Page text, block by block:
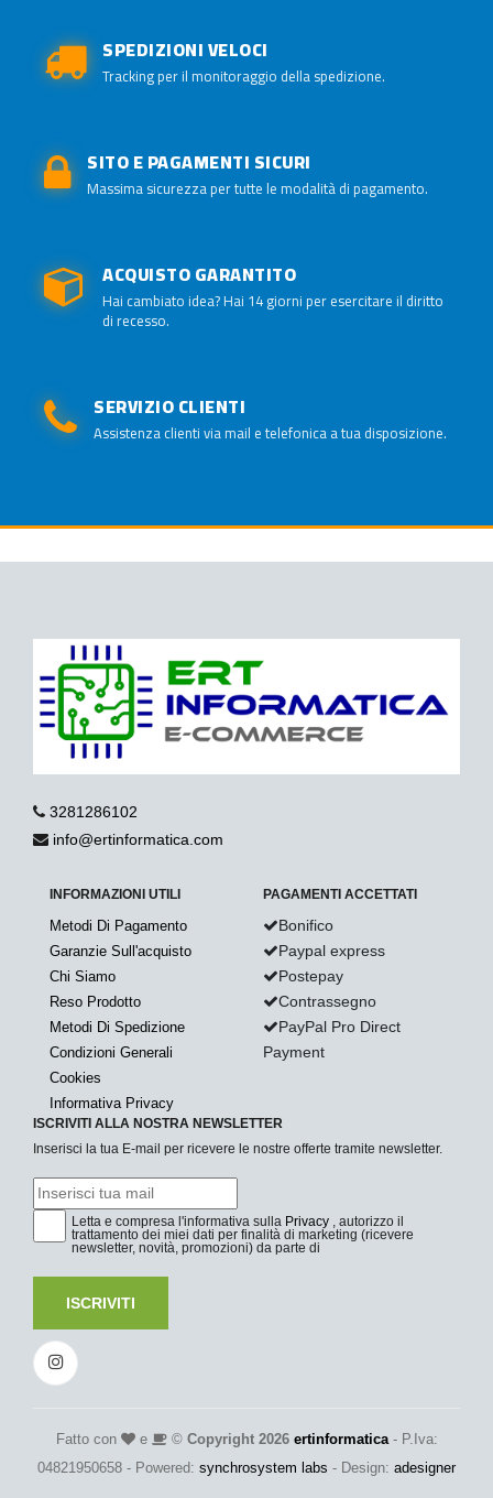
SPEDIZIONI VELOCI
Tracking per il monitoraggio della spedizione.
SITO E PAGAMENTI SICURI
Massima sicurezza per tutte le modalità di pagamento.
ACQUISTO GARANTITO
Hai cambiato idea? Hai 14 giorni per esercitare il diritto
di recesso.
SERVIZIO CLIENTI
Assistenza clienti via mail e telefonica a tua disposizione.
3281286102
info@ertinformatica.com
INFORMAZIONI UTILI
Metodi Di Pagamento
Garanzie Sull'acquisto
Chi Siamo
Reso Prodotto
Metodi Di Spedizione
Condizioni Generali
Cookies
Informativa Privacy
PAGAMENTI ACCETTATI
Bonifico
Paypal express
Postepay
Contrassegno
PayPal Pro Direct
Payment
ISCRIVITI ALLA NOSTRA NEWSLETTER
Inserisci la tua E-mail per ricevere le nostre offerte tramite newsletter.
Letta e compresa l'informativa sulla Privacy , autorizzo il
trattamento dei miei dati per finalità di marketing (ricevere
newsletter, novità, promozioni) da parte di
ISCRIVITI
Fatto con e © Copyright 2026 ertinformatica- P.Iva:
04821950658 - Powered: synchrosystem labs - Design: adesigner